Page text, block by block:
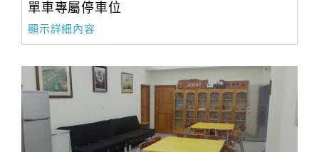
單車專屬停車位
顯示詳細內容